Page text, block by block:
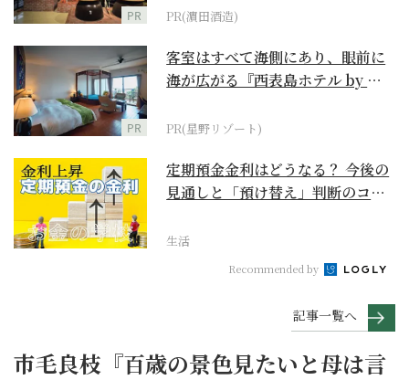
PR PR(濵田酒造)
PR
客室はすべて海側にあり、眼前に
海が広がる『西表島ホテル by 星
PR(星野リゾート)
定期預金金利はどうなる？ 今後の
見通しと「預け替え」判断のコツ
生活
Recommended by
記事一覧へ
市毛良枝『百歳の景色見たいと母は言